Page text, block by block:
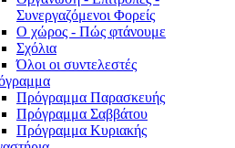
Συνεργαζόμενοι Φορείς
Ο χώρος - Πώς φτάνουμε
Σχόλια
Όλοι οι συντελεστές
Πρόγραμμα Παρασκευής
Πρόγραμμα Σαββάτου
Πρόγραμμα Κυριακής